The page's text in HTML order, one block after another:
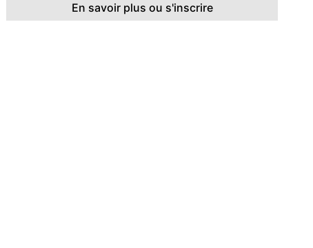
En savoir plus ou s'inscrire